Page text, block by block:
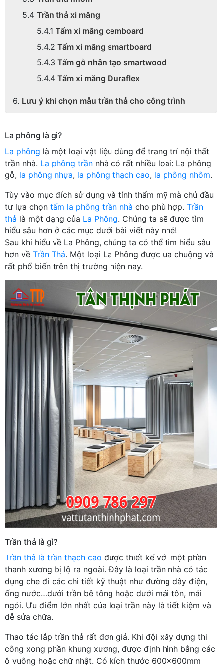
Trần thả xi măng
Tấm xi măng cemboard
Tấm xi măng smartboard
Tấm gỗ nhân tạo smartwood
Tấm xi măng Duraflex
Lưu ý khi chọn mẫu trần thả cho công trình
La phông là gì?
La phông là một loại vật liệu dùng để trang trí nội thất
trần nhà. La phông trần nhà có rất nhiều loại: La phông
gỗ, la phông nhựa, la phông thạch cao, la phông nhôm.
Tùy vào mục đích sử dụng và tính thẩm mỹ mà chủ đầu
tư lựa chọn tấm la phông trần nhà cho phù hợp. Trần
thả là một dạng của La Phông. Chúng ta sẽ được tìm
hiểu sâu hơn ở các mục dưới bài viết này nhé!
Sau khi hiểu về La Phông, chúng ta có thể tìm hiểu sâu
hơn về Trần Thả. Một loại La Phông được ưa chuộng và
rất phổ biến trên thị trường hiện nay.
Trần thả là gì?
Trần thả là trần thạch cao được thiết kế với một phần
thanh xương bị lộ ra ngoài. Đây là loại trần nhà có tác
dụng che đi các chi tiết kỹ thuật như đường dây điện,
ống nước…dưới trần bê tông hoặc dưới mái tôn, mái
ngói. Ưu điểm lớn nhất của loại trần này là tiết kiệm và
dễ sửa chữa.
Thao tác lắp trần thả rất đơn giả. Khi đội xây dựng thi
công xong phần khung xương, được định hình bằng các
ô vuông hoặc chữ nhật. Có kích thước 600x600mm